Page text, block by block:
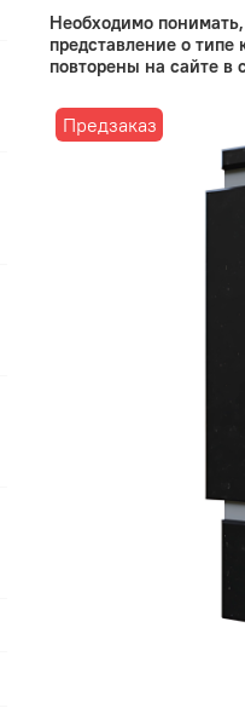
Необходимо
представление о
повторены на сайте в
Предзаказ